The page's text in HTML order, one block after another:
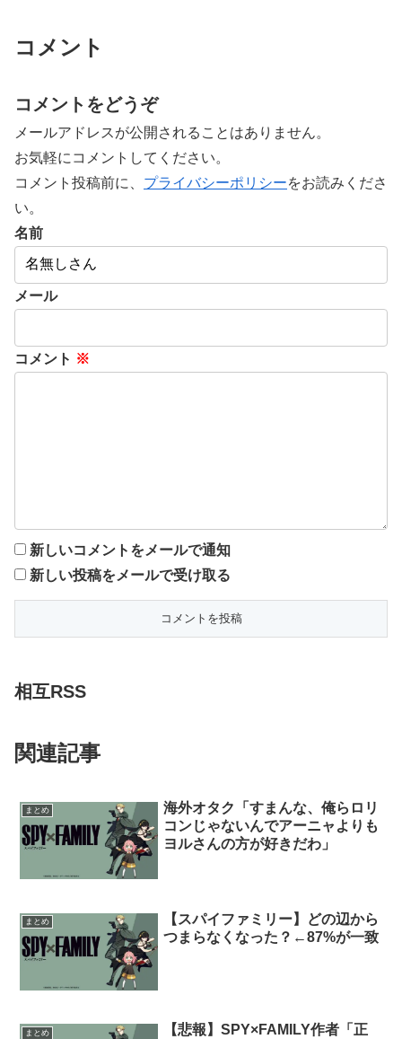
コメント
コメントをどうぞ
メールアドレスが公開されることはありません。
お気軽にコメントしてください。
コメント投稿前に、 プライバシーポリシーをお読みくださ
い。
名前
メール
コメント ※
新しいコメントをメールで通知
新しい投稿をメールで受け取る
相互RSS
関連記事
まとめ
海外オタク「すまんな、俺らロリ
コンじゃないんでアーニャよりも
ヨルさんの方が好きだわ」
まとめ
【スパイファミリー】どの辺から
つまらなくなった？←87%が一致
まとめ
【悲報】SPY×FAMILY作者「正